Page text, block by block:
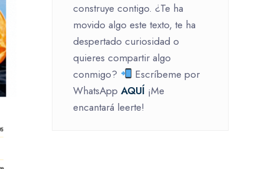
construye contigo. ¿Te ha
movido algo este texto, te ha
despertado curiosidad o
quieres compartir algo
conmigo?
Escríbeme por
WhatsAppAQUÍ ¡Me
encantará leerte!